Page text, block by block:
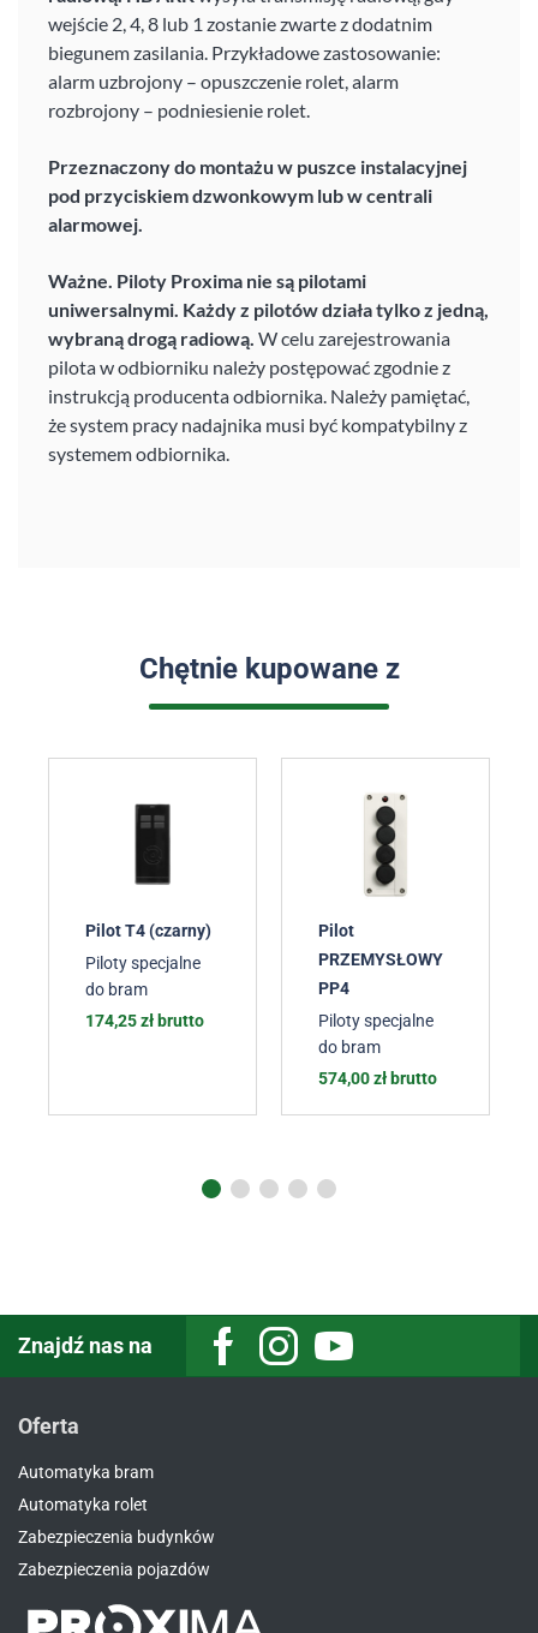
wejście 2, 4, 8 lub 1 zostanie zwarte z dodatnim
biegunem zasilania. Przykładowe zastosowanie:
alarm uzbrojony – opuszczenie rolet, alarm
rozbrojony – podniesienie rolet.
Przeznaczony do montażu w puszce instalacyjnej
pod przyciskiem dzwonkowym lub w centrali
alarmowej.
Ważne. Piloty Proxima nie są pilotami
uniwersalnymi. Każdy z pilotów działa tylko z jedną,
wybraną drogą radiową. W celu zarejestrowania
pilota w odbiorniku należy postępować zgodnie z
instrukcją producenta odbiornika. Należy pamiętać,
że system pracy nadajnika musi być kompatybilny z
systemem odbiornika.
Chętnie kupowane z
Pilot T4 (czarny)
Piloty specjalne
do bram
174,25zł brutto
Pilot
PRZEMYSŁOWY
PP4
Piloty specjalne
do bram
574,00zł brutto
Znajdź nas na
Oferta
Automatyka bram
Automatyka rolet
Zabezpieczenia budynków
Zabezpieczenia pojazdów